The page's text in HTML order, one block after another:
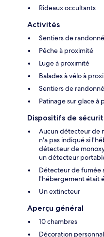
Rideaux occultants
Activités
Sentiers de
Pêche à proximité
Luge à proximité
Balades à vélo à
Sentiers de
Patinage sur glace à
Dispositifs de
Aucun détecteur de
n'a pas indiqué si
détecteur de
un détecteur
Détecteur de fumée
l'hébergement était
Un extincteur
Aperçu général
10 chambres
Décoration